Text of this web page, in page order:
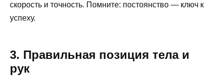
скорость и точность. Помните: постоянство — ключ к
успеху.
3. Правильная позиция тела и
рук